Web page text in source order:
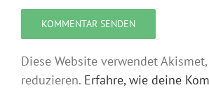
Diese Website verwendet
reduzieren. Erfahre, wie deine